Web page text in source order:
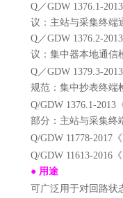
Q／GDW 1376.1-
议：主站与采集终端
Q／GDW 1376.2-
议：集中器本地通信
Q／GDW 1379.3-
规范：集中抄表终端
Q/GDW 1376.1-2013
部分：主站与采集终
Q/GDW 11778-2017
Q/GDW 11613-2016
● 用途
可广泛用于对回路状